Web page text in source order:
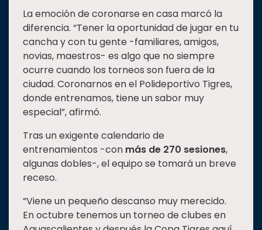
La emoción de coronarse en casa marcó la
diferencia. “Tener la oportunidad de jugar en tu
cancha y con tu gente -familiares, amigos,
novias, maestros- es algo que no siempre
ocurre cuando los torneos son fuera de la
ciudad. Coronarnos en el Polideportivo Tigres,
donde entrenamos, tiene un sabor muy
especial”, afirmó.
Tras un exigente calendario de
entrenamientos -con más de 270 sesiones,
algunas dobles-, el equipo se tomará un breve
receso.
“Viene un pequeño descanso muy merecido.
En octubre tenemos un torneo de clubes en